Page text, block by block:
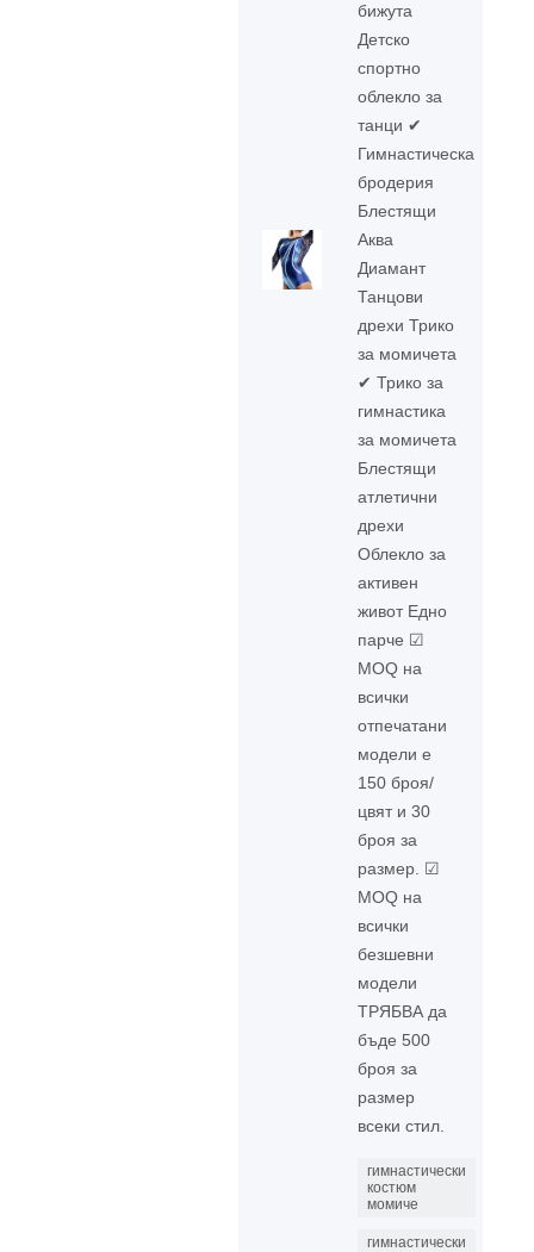
бижута
Детско
спортно
облекло за
танци ✔
Гимнастическа
бродерия
Блестящи
Аква
Диамант
Танцови
дрехи Трико
за момичета
✔ Трико за
гимнастика
за момичета
Блестящи
атлетични
дрехи
Облекло за
активен
живот Едно
парче ☑
MOQ на
всички
отпечатани
модели е
150 броя/
цвят и 30
броя за
размер. ☑
MOQ на
всички
безшевни
модели
ТРЯБВА да
бъде 500
броя за
размер
всеки стил.
гимнастически
костюм
момиче
гимнастически